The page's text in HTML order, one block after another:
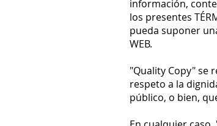
información,
los presentes
pueda suponer
WEB.
"Quality Copy" se
respeto a la
público, o bien,